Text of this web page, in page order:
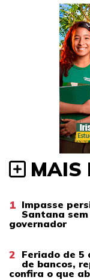
MAIS
1 Impasse
Santana
governador
2 Feriado de 5
de bancos,
confira o que